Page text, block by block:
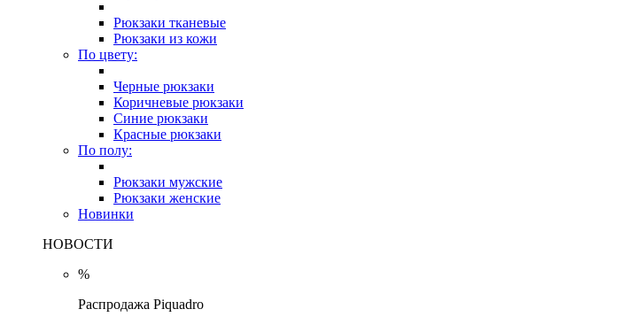
Рюкзаки тканевые
Рюкзаки из кожи
По цвету:
Черные рюкзаки
Коричневые рюкзаки
Синие рюкзаки
Красные рюкзаки
По полу:
Рюкзаки мужские
Рюкзаки женские
Новинки
НОВОСТИ
%
Распродажа Piquadro